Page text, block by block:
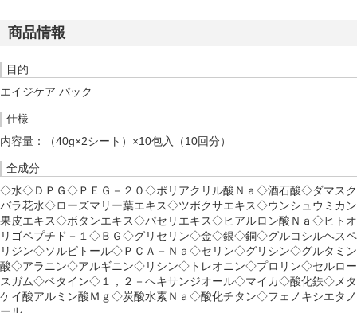
商品情報
目的
エイジケア パック
仕様
内容量：（40g×2シート）×10包入（10回分）
全成分
◇水◇ＤＰＧ◇ＰＥＧ－２０◇ポリアクリル酸Ｎａ◇酒石酸◇ダマスク
バラ花水◇ローズマリー葉エキス◇ツボクサエキス◇ウンシュウミカン
果皮エキス◇ボタンエキス◇パセリエキス◇ヒアルロン酸Ｎａ◇ヒトオ
リゴペプチド－１◇ＢＧ◇グリセリン◇金◇銀◇銅◇グルコシルヘスペ
リジン◇ソルビトール◇ＰＣＡ－Ｎａ◇セリン◇グリシン◇グルタミン
酸◇アラニン◇アルギニン◇リシン◇トレオニン◇プロリン◇セルロー
スガム◇ベタイン◇１，２－ヘキサンジオール◇マイカ◇酸化鉄◇メタ
ケイ酸アルミン酸Ｍｇ◇炭酸水素Ｎａ◇酸化チタン◇フェノキシエタノ